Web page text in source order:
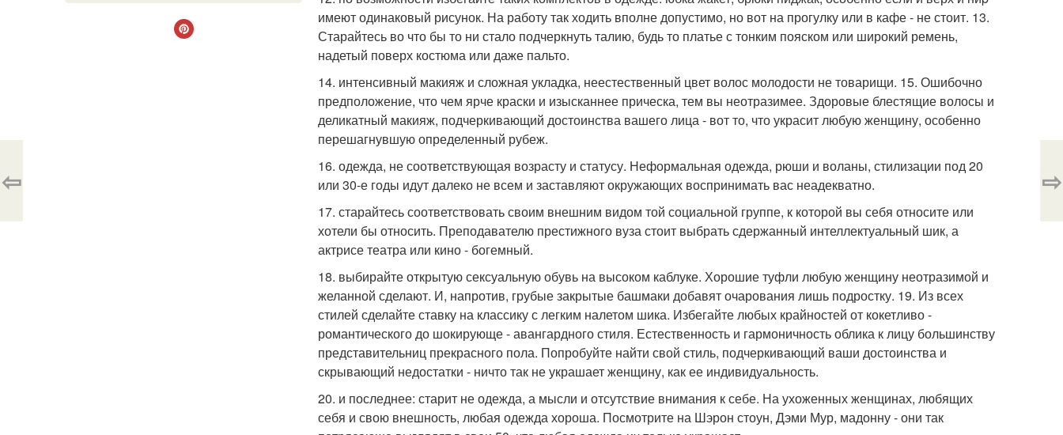
имеют одинаковый рисунок. На работу так ходить вполне допустимо, но вот на прогулку или в кафе - не стоит. 13.
Старайтесь во что бы то ни стало подчеркнуть талию, будь то платье с тонким пояском или широкий ремень,
надетый поверх костюма или даже пальто.
14. интенсивный макияж и сложная укладка, неестественный цвет волос молодости не товарищи. 15. Ошибочно
предположение, что чем ярче краски и изысканнее прическа, тем вы неотразимее. Здоровые блестящие волосы и
деликатный макияж, подчеркивающий достоинства вашего лица - вот то, что украсит любую женщину, особенно
перешагнувшую определенный рубеж.
16. одежда, не соответствующая возрасту и статусу. Неформальная одежда, рюши и воланы, стилизации под 20
или 30-е годы идут далеко не всем и заставляют окружающих воспринимать вас неадекватно.
17. старайтесь соответствовать своим внешним видом той социальной группе, к которой вы себя относите или
хотели бы относить. Преподавателю престижного вуза стоит выбрать сдержанный интеллектуальный шик, а
актрисе театра или кино - богемный.
18. выбирайте открытую сексуальную обувь на высоком каблуке. Хорошие туфли любую женщину неотразимой и
желанной сделают. И, напротив, грубые закрытые башмаки добавят очарования лишь подростку. 19. Из всех
стилей сделайте ставку на классику с легким налетом шика. Избегайте любых крайностей от кокетливо -
романтического до шокирующе - авангардного стиля. Естественность и гармоничность облика к лицу большинству
представительниц прекрасного пола. Попробуйте найти свой стиль, подчеркивающий ваши достоинства и
скрывающий недостатки - ничто так не украшает женщину, как ее индивидуальность.
20. и последнее: старит не одежда, а мысли и отсутствие внимания к себе. На ухоженных женщинах, любящих
себя и свою внешность, любая одежда хороша. Посмотрите на Шэрон стоун, Дэми Мур, мадонну - они так
⇦ ⇨